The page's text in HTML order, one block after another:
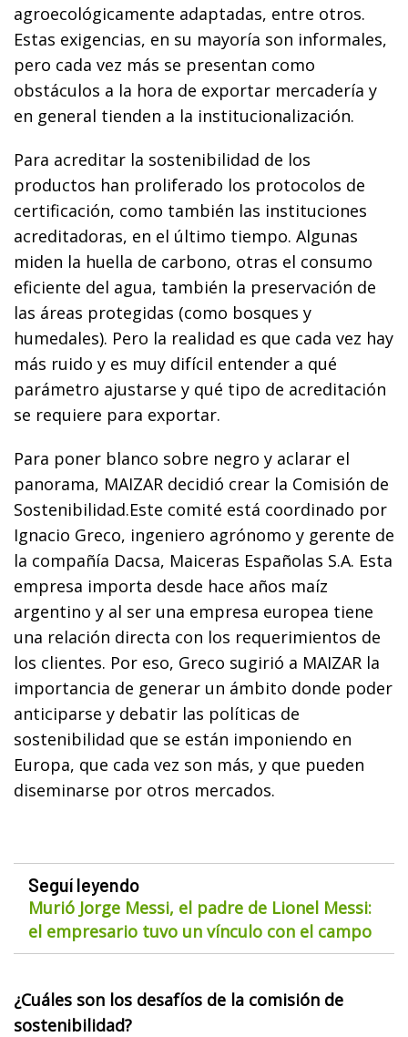
agroecológicamente adaptadas, entre otros.
Estas exigencias, en su mayoría son informales,
pero cada vez más se presentan como
obstáculos a la hora de exportar mercadería y
en general tienden a la institucionalización.
Para acreditar la sostenibilidad de los
productos han proliferado los protocolos de
certificación, como también las instituciones
acreditadoras, en el último tiempo. Algunas
miden la huella de carbono, otras el consumo
eficiente del agua, también la preservación de
las áreas protegidas (como bosques y
humedales). Pero la realidad es que cada vez hay
más ruido y es muy difícil entender a qué
parámetro ajustarse y qué tipo de acreditación
se requiere para exportar.
Para poner blanco sobre negro y aclarar el
panorama, MAIZAR decidió crear la Comisión de
Sostenibilidad.Este comité está coordinado por
Ignacio Greco, ingeniero agrónomo y gerente de
la compañía Dacsa, Maiceras Españolas S.A. Esta
empresa importa desde hace años maíz
argentino y al ser una empresa europea tiene
una relación directa con los requerimientos de
los clientes. Por eso, Greco sugirió a MAIZAR la
importancia de generar un ámbito donde poder
anticiparse y debatir las políticas de
sostenibilidad que se están imponiendo en
Europa, que cada vez son más, y que pueden
diseminarse por otros mercados.
Seguí leyendo
Murió Jorge Messi, el padre de Lionel Messi:
el empresario tuvo un vínculo con el campo
¿Cuáles son los desafíos de la comisión de
sostenibilidad?